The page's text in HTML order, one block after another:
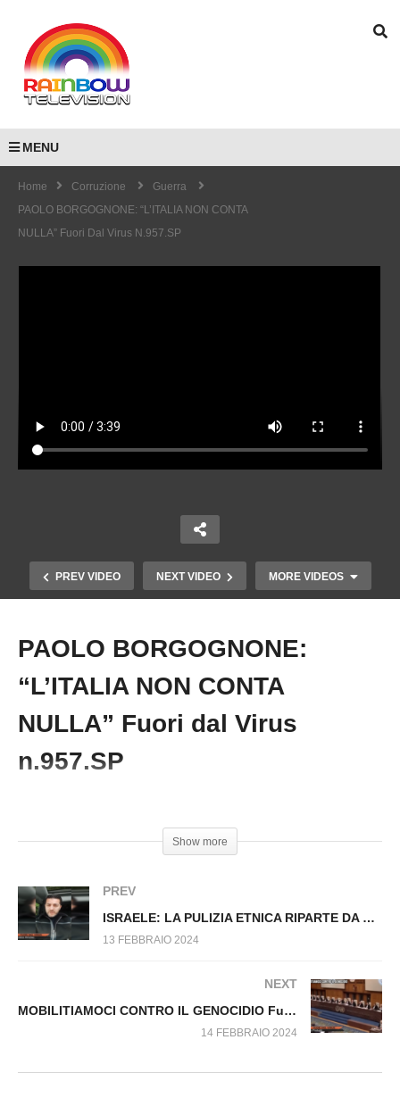
MENU
Home Corruzione
Guerra
PAOLO BORGOGNONE: “L’ITALIA NON CONTA
NULLA” Fuori Dal Virus N.957.SP
PREV VIDEO NEXT VIDEO MORE VIDEOS
Copy Embed Code
L’ITALIA COBELIGGERANTE CONTRO LO
PAOLO BORGOGNONE:
“L’ITALIA NON CONTA
NULLA” Fuori dal Virus
n.957.SP
Show more
PREV
ISRAELE: LA PULIZIA ETNICA RIPARTE DA RIFAH Fuori dal Virus n.956.SP
13 FEBBRAIO 2024
NEXT
MOBILITIAMOCI CONTRO IL GENOCIDIO Fuori dal Virus n.958.SP
14 FEBBRAIO 2024